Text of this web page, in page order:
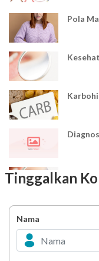
Pola
Tinggalkan
Nama